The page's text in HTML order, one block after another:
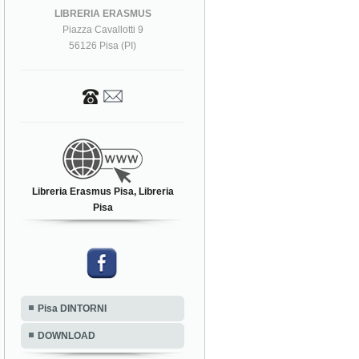
LIBRERIA ERASMUS
Piazza Cavallotti 9
56126 Pisa (PI)
Libreria Erasmus Pisa, Libreria
Pisa
Pisa DINTORNI
DOWNLOAD